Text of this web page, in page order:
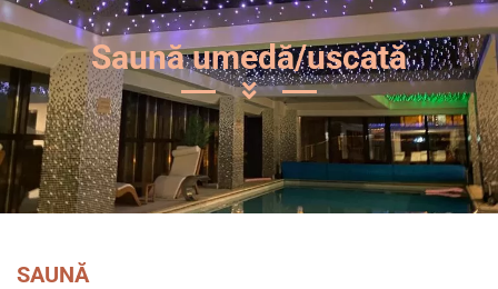
Saună umedă/uscată
SAUNĂ